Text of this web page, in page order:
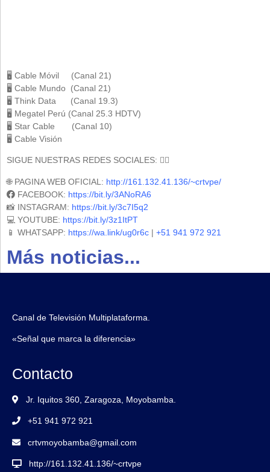
🖥 Cable Móvil (Canal 21)
🖥 Cable Mundo (Canal 21)
🖥 Think Data (Canal 19.3)
🖥 Megatel Perú (Canal 25.3 HDTV)
🖥 Star Cable (Canal 10)
🖥 Cable Visión
SIGUE NUESTRAS REDES SOCIALES: 🕵️‍♀️
🌐 PAGINA WEB OFICIAL: http://161.132.41.136/~crtvpe/
FACEBOOK: https://bit.ly/3ANoRA6
📸 INSTAGRAM: https://bit.ly/3c7I5q2
💻 YOUTUBE: https://bit.ly/3z1ItPT
📱 WHATSAPP: https://wa.link/ug0r6c | +51 941 972 921
Más noticias...
Canal de Televisión Multiplataforma.
«Señal que marca la diferencia»
Contacto
Jr. Iquitos 360, Zaragoza, Moyobamba.
+51 941 972 921
crtvmoyobamba@gmail.com
http://161.132.41.136/~crtvpe